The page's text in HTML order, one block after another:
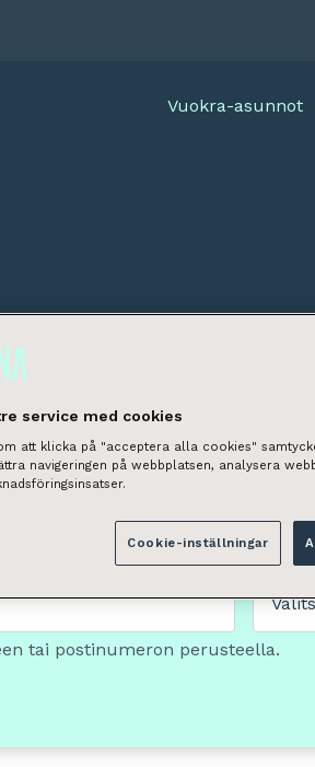
Vuokra-asunnot
Tilan
tai postinumeron perusteella.
service med cookies
att klicka på "acceptera alla cookies"
navigeringen på webbplatsen, analysera
Cookie-inställningar